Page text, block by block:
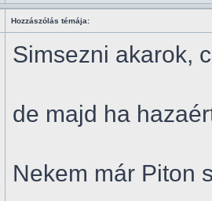
Hozzászólás témája:
Simsezni akarok,
de majd ha
Nekem már Piton